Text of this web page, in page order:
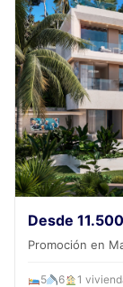
Desde
Promoción en
5 6 1